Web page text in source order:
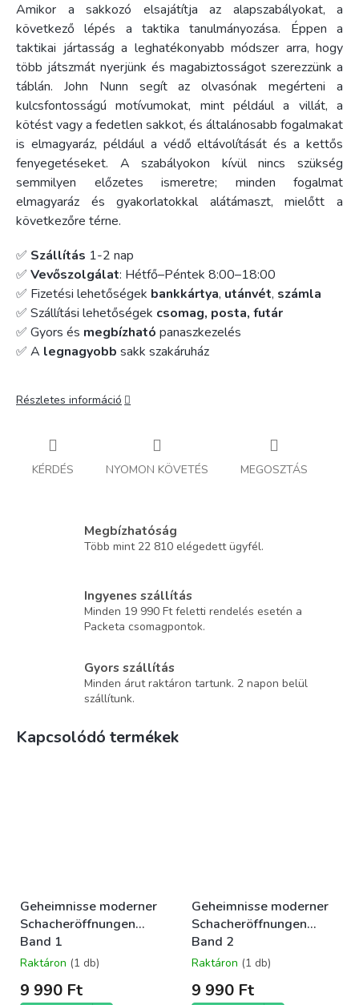
Amikor a sakkozó elsajátítja az alapszabályokat, a
következő lépés a taktika tanulmányozása. Éppen a
taktikai jártasság a leghatékonyabb módszer arra, hogy
több játszmát nyerjünk és magabiztosságot szerezzünk a
táblán. John Nunn segít az olvasónak megérteni a
kulcsfontosságú motívumokat, mint például a villát, a
kötést vagy a fedetlen sakkot, és általánosabb fogalmakat
is elmagyaráz, például a védő eltávolítását és a kettős
fenyegetéseket. A szabályokon kívül nincs szükség
semmilyen előzetes ismeretre; minden fogalmat
elmagyaráz és gyakorlatokkal alátámaszt, mielőtt a
következőre térne.
✅ Szállítás 1-2 nap
✅ Vevőszolgálat: Hétfő–Péntek 8:00–18:00
✅ Fizetési lehetőségek bankkártya, utánvét, számla
✅ Szállítási lehetőségek csomag, posta, futár
✅ Gyors és megbízható panaszkezelés
✅ A legnagyobb sakk szakáruház
Részletes információ
KÉRDÉS NYOMON KÖVETÉS MEGOSZTÁS
Megbízhatóság
Több mint 22 810 elégedett ügyfél.
Ingyenes szállítás
Minden 19 990 Ft feletti rendelés esetén a
Packeta csomagpontok.
Gyors szállítás
Minden árut raktáron tartunk. 2 napon belül
szállítunk.
Kapcsolódó termékek
Geheimnisse moderner
Schacheröffnungen
Band 1
Raktáron (1 db)
9 990 Ft
Geheimnisse moderner
Schacheröffnungen
Band 2
Raktáron (1 db)
9 990 Ft